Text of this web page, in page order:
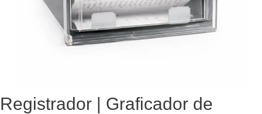
Registrador | Graficador de